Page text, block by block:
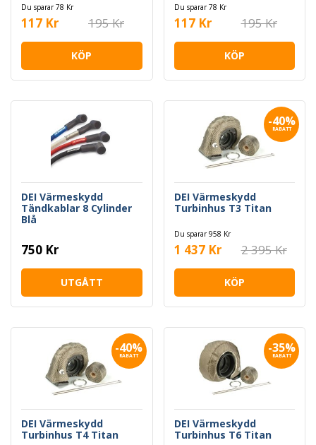
Du sparar 78 Kr
117 Kr 195 Kr
KÖP
Du sparar 78 Kr
117 Kr 195 Kr
KÖP
DEI Värmeskydd
Tändkablar 8 Cylinder
Blå
750 Kr
UTGÅTT
-40%
RABATT
DEI Värmeskydd
Turbinhus T3 Titan
Du sparar 958 Kr
1 437 Kr 2 395 Kr
KÖP
-40%
RABATT
DEI Värmeskydd
Turbinhus T4 Titan
-35%
RABATT
DEI Värmeskydd
Turbinhus T6 Titan